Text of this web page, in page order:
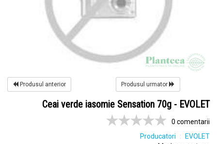
Produsul anterior Produsul urmator
Ceai verde iasomie Sensation 70g - EVOLET
0 comentarii
Producatori
EVOLET